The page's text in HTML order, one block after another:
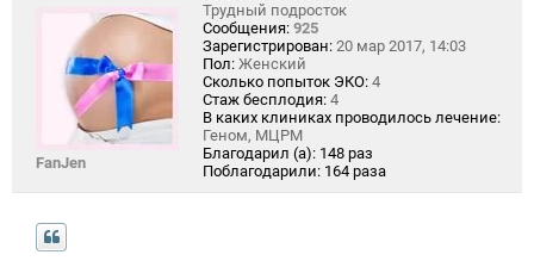
FanJen
Трудный подросток
Сообщения: 925
Зарегистрирован: 20 мар 2017, 14:03
Пол: Женский
Сколько попыток ЭКО: 4
Стаж бесплодия: 4
В каких клиниках проводилось лечение:
Геном, МЦРМ
Благодарил (а): 148 раз
Поблагодарили: 164 раза